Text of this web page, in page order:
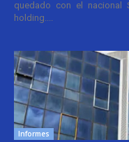
quedado con el nacional
holding....
Informes